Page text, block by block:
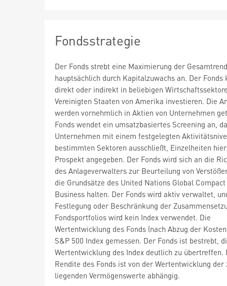
Fondsstrategie
Der Fonds strebt eine Maximierung der
hauptsächlich durch Kapitalzuwachs an. Der Fonds
direkt oder indirekt in beliebigen
Vereinigten Staaten von Amerika investieren. Die
werden vornehmlich in Aktien von Unternehmen
Fonds wendet ein umsatzbasiertes Screening an,
Unternehmen mit einem festgelegten
bestimmten Sektoren ausschließt, Einzelheiten
Prospekt angegeben. Der Fonds wird sich an die
des Anlageverwalters zur Beurteilung von
die Grundsätze des United Nations Global
Business halten. Der Fonds wird aktiv verwaltet,
Festlegung oder Beschränkung der
Fondsportfolios wird kein Index verwendet. Die
Wertentwicklung des Fonds (nach Abzug der
S&P 500 Index gemessen. Der Fonds ist bestrebt,
Wertentwicklung des Index deutlich zu übertreffen.
Rendite des Fonds ist von der Wertentwicklung der
liegenden Vermögenswerte abhängig.